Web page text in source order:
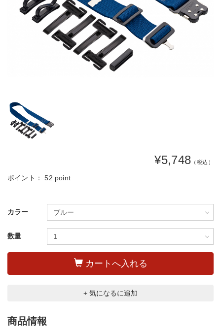
¥5,748 （税込）
ポイント：52 point
カラー
数量
カートへ入れる
+ 気になるに追加
商品情報